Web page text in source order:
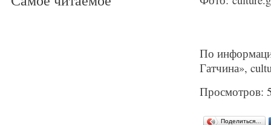
По
Гатчина»,
Просмотров:
Поделиться…